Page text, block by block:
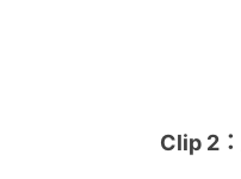
Clip 2：